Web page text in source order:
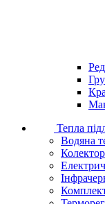
Тепла
Водяна